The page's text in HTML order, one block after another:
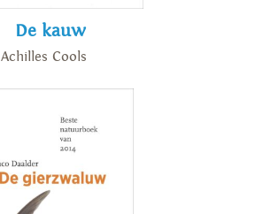
De kauw
Achilles Cools